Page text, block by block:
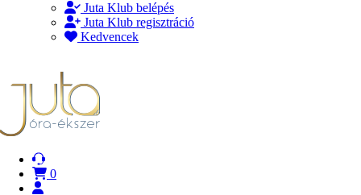
Juta Klub belépés
Juta Klub regisztráció
Kedvencek
0